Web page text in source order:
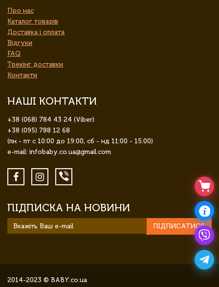
Про нас
Каталог товарів
Доставка і оплата
Відгуки
FAQ
Трекінг доставки
Контакти
НАШІ КОНТАКТИ
+38 (068) 784 43 24 (Viber)
+38 (095) 788 12 68
(пн - пт с 10:00 до 19:00, сб - нд 11:00 - 15:00)
e-mail: infobaby.co.ua@gmail.com
ПІДПИСКА НА НОВИНИ
ПІДПИСАТИСЯ
2014-2023 © BABY.co.ua